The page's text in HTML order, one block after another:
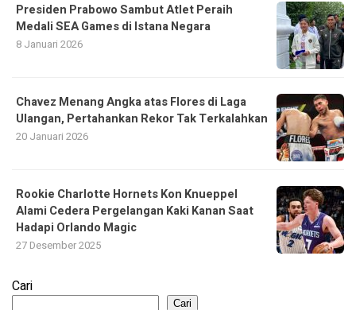
Presiden Prabowo Sambut Atlet Peraih
Medali SEA Games di Istana Negara
8 Januari 2026
Chavez Menang Angka atas Flores di Laga
Ulangan, Pertahankan Rekor Tak Terkalahkan
20 Januari 2026
Rookie Charlotte Hornets Kon Knueppel
Alami Cedera Pergelangan Kaki Kanan Saat
Hadapi Orlando Magic
27 Desember 2025
Cari
Cari